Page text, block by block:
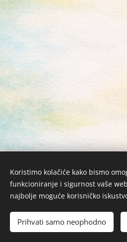
Žabac Bubi j.d.o.o. © 2026
Kolačići
Koristimo kolačiće kako bismo
funkcioniranje i sigurnost vaše
najbolje moguće korisničko
Prihvati samo neophodno